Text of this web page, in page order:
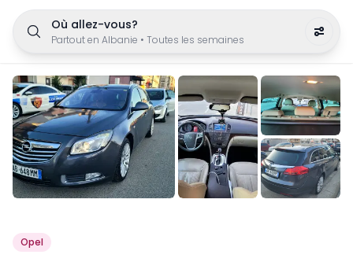
Où allez-vous?
Partout en Albanie • Toutes les semaines
Opel